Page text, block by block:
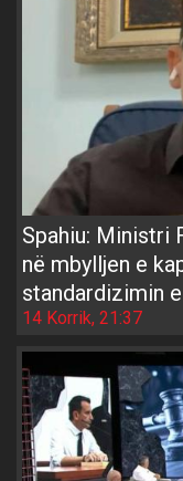
Spahiu: Ministri
në mbylljen e
standardizimin
14 Korrik, 21:37